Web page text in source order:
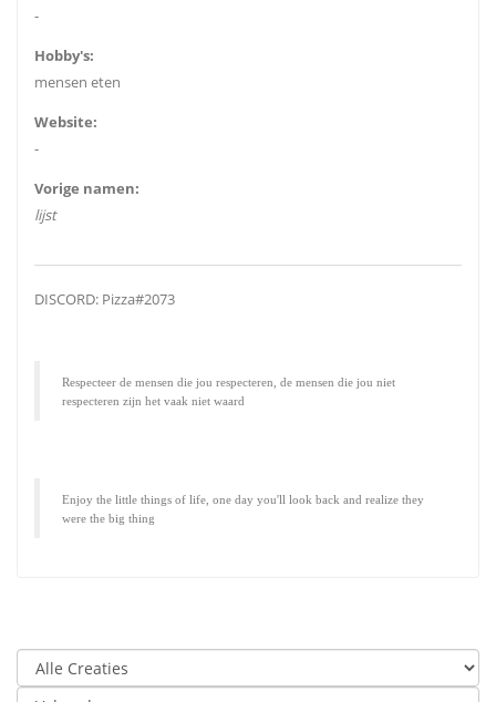
-
Hobby's:
mensen eten
Website:
-
Vorige namen:
lijst
DISCORD: Pizza#2073
Respecteer de mensen die jou respecteren, de mensen die jou niet
respecteren zijn het vaak niet waard
Enjoy the little things of life, one day you'll look back and realize they
were the big thing